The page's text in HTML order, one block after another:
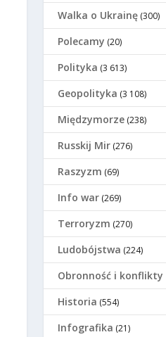
Walka o Ukrainę (300)
Polecamy (20)
Polityka (3 613)
Geopolityka (3 108)
Międzymorze (238)
Russkij Mir (276)
Raszyzm (69)
Info war (269)
Terroryzm (270)
Ludobójstwa (224)
Оbronność i konflikty
Historia (554)
Infografika (21)